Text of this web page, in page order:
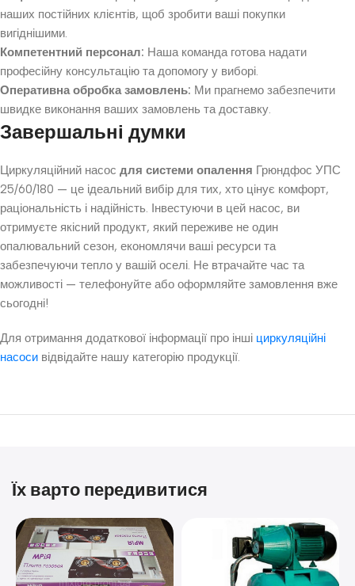
наших постійних клієнтів, щоб зробити ваші покупки
вигіднішими.
Компетентний персонал: Наша команда готова надати
професійну консультацію та допомогу у виборі.
Оперативна обробка замовлень: Ми прагнемо забезпечити
швидке виконання ваших замовлень та доставку.
Завершальні думки
Циркуляційний насос для системи опалення Грюндфос УПС
25/60/180 — це ідеальний вибір для тих, хто цінує комфорт,
раціональність і надійність. Інвестуючи в цей насос, ви
отримуєте якісний продукт, який переживе не один
опалювальний сезон, економлячи ваші ресурси та
забезпечуючи тепло у вашій оселі. Не втрачайте час та
можливості — телефонуйте або оформляйте замовлення вже
сьогодні!
Для отримання додаткової інформації про інші циркуляційні
насоси відвідайте нашу категорію продукції.
Їх варто передивитися